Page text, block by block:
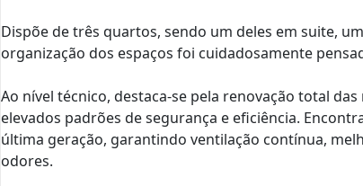
Dispõe de três quartos, sendo um deles em suite,
organização dos espaços foi cuidadosamente
Ao nível técnico, destaca-se pela renovação total
elevados padrões de segurança e eficiência.
última geração, garantindo ventilação contínua,
odores.